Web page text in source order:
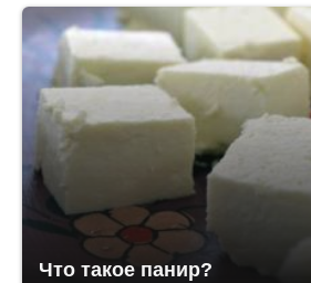
Что такое панир?